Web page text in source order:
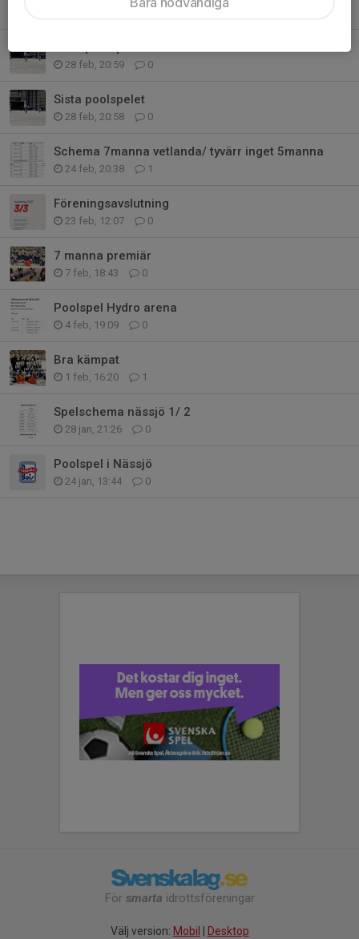
28 feb, 20:59 0
Sista poolspelet
28 feb, 20:58 0
Schema 7manna vetlanda/ tyvärr inget 5manna
24 feb, 20:38 1
Föreningsavslutning
23 feb, 12:07 0
7 manna premiär
7 feb, 18:43 0
Poolspel Hydro arena
4 feb, 19:09 0
Bra kämpat
1 feb, 16:20 1
Spelschema nässjö 1/ 2
28 jan, 21:26 0
Poolspel i Nässjö
24 jan, 13:44 0
För smarta idrottsföreningar
Välj version: Mobil Desktop